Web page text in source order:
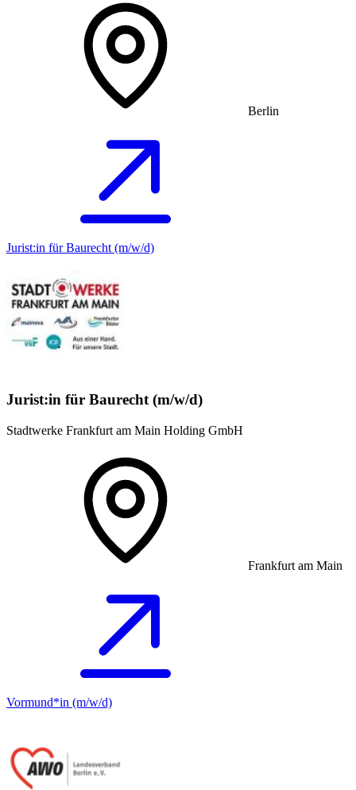
Berlin
Jurist:in für Baurecht (m/w/d)
Jurist:in für Baurecht (m/w/d)
Stadtwerke Frankfurt am Main Holding GmbH
Frankfurt am Main
Vormund*in (m/w/d)